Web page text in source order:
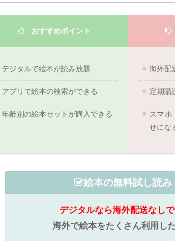
おすすめポイント
デジタルで絵本が読み放題
アプリで絵本の検索ができる
年齢別の絵本セットが購入できる
海外配
定期購
スマホ
せにな
絵本の無料試し読み
デジタルなら海外配送なしで
海外で絵本をたくさん利用し